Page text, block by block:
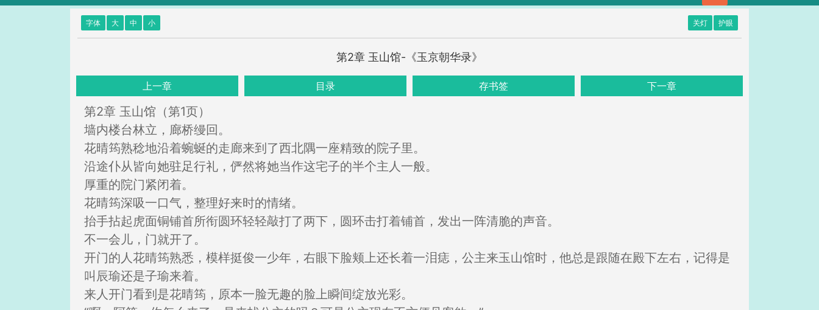
字体 大 中 小 关灯 护眼
第2章 玉山馆-《玉京朝华录》
上一章 目录 存书签 下一章
第2章 玉山馆（第1页）
墙内楼台林立，廊桥缦回。
花晴筠熟稔地沿着蜿蜒的走廊来到了西北隅一座精致的院子里。
沿途仆从皆向她驻足行礼，俨然将她当作这宅子的半个主人一般。
厚重的院门紧闭着。
花晴筠深吸一口气，整理好来时的情绪。
抬手拈起虎面铜铺首所衔圆环轻轻敲打了两下，圆环击打着铺首，发出一阵清脆的声音。
不一会儿，门就开了。
开门的人花晴筠熟悉，模样挺俊一少年，右眼下脸颊上还长着一泪痣，公主来玉山馆时，他总是跟随在殿下左右，记得是
叫辰瑜还是子瑜来着。
来人开门看到是花晴筠，原本一脸无趣的脸上瞬间绽放光彩。